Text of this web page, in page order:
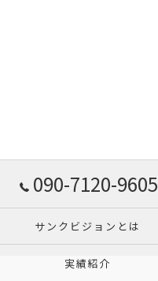
090-7120-9605
サンクビジョンとは
実績紹介